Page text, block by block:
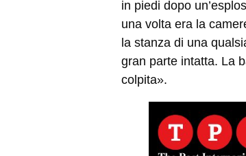
in piedi dopo
una volta era la
la stanza di una
gran parte intatta. La
colpita».